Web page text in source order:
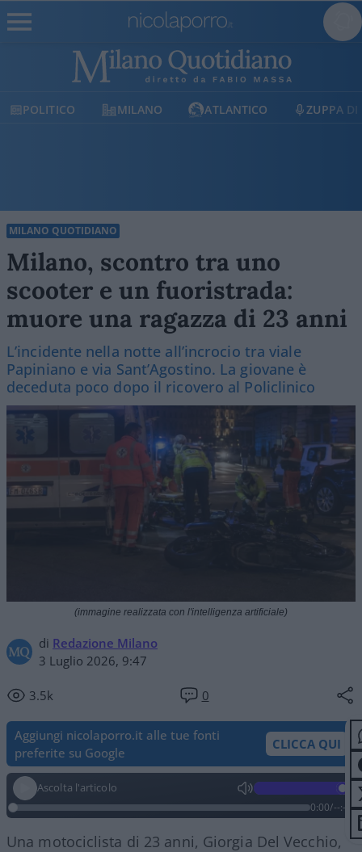
POLITICO MILANO ATLANTICO ZUPPA DI
MILANO QUOTIDIANO
Milano, scontro tra uno
scooter e un fuoristrada:
muore una ragazza di 23 anni
L’incidente nella notte all’incrocio tra viale
Papiniano e via Sant’Agostino. La giovane è
deceduta poco dopo il ricovero al Policlinico
di Redazione Milano
3 Luglio 2026, 9:47
3.5k 0
(immagine realizzata con l'intelligenza artificiale)
Aggiungi nicolaporro.it alle tue fonti
preferite su Google
CLICCA QUI
Ascolta l'articolo
0:00/--:--
Una motociclista di 23 anni, Giorgia Del Vecchio,